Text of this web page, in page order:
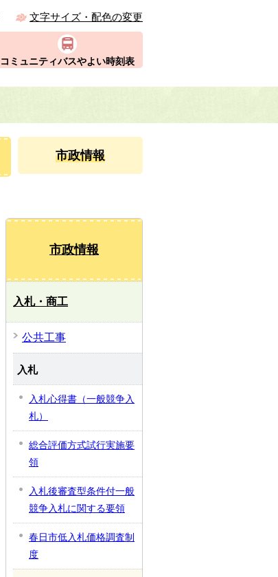
文字サイズ・配色の変更
コミュニティバスやよい時刻表
市政情報
市政情報
入札・商工
公共工事
入札
入札心得書（一般競争入
札）
総合評価方式試行実施要
領
入札後審査型条件付一般
競争入札に関する要領
春日市低入札価格調査制
度